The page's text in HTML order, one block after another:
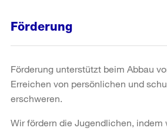
Förderung
Förderung unterstützt beim Abbau
Erreichen von persönlichen und
erschweren.
Wir fördern die Jugendlichen, indem